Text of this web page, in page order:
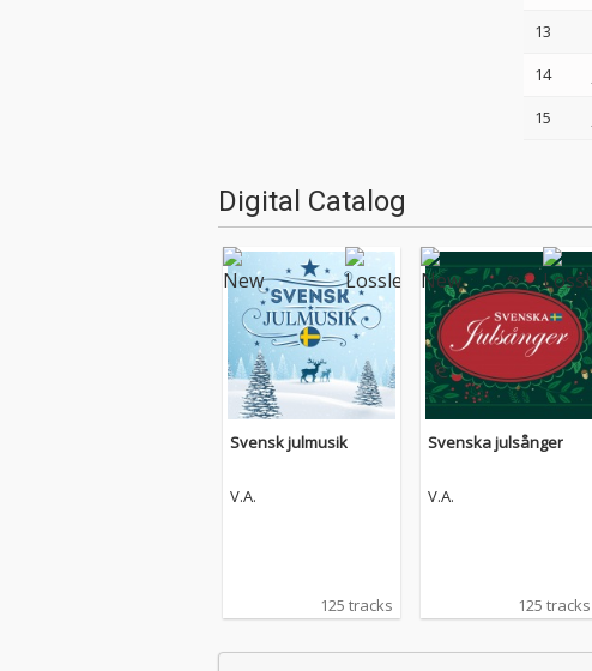
13
14
15
Digital Catalog
Svensk julmusik
V.A.
125 tracks
Svenska julsånger
V.A.
125 tracks